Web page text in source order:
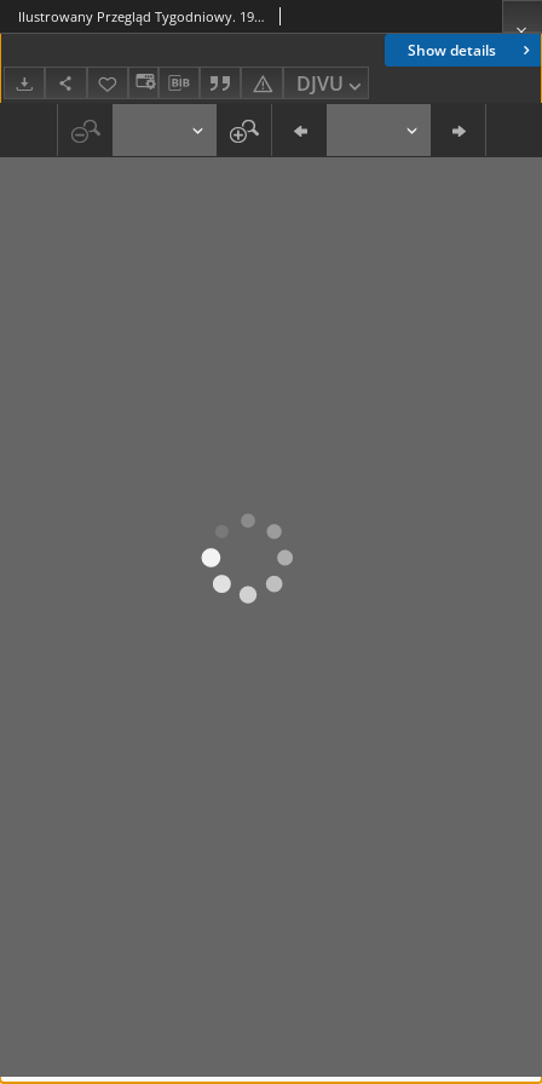
Show details
DJVU
Ilustrowany Przegląd Tygodniowy. 1915, R.1, nr 24